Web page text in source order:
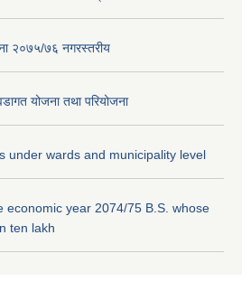
२०७५/७६ नगरस्तरीय
योजना तथा परियोजना
under wards and municipality level
economic year 2074/75 B.S. whose
ten lakh